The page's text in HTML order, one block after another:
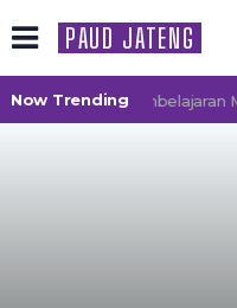
PAUD JATENG
Now Trending
2027 TK Pembelajaran